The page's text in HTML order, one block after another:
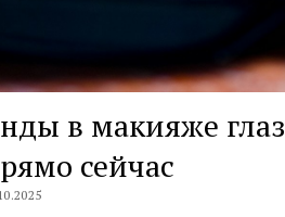
в макияже
сейчас